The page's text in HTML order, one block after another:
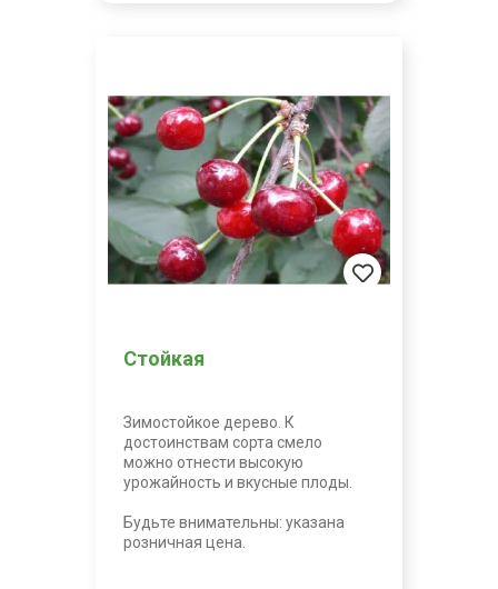
Стойкая
Зимостойкое дерево. К
достоинствам сорта смело
можно отнести высокую
урожайность и вкусные плоды.
Будьте внимательны: указана
розничная цена.